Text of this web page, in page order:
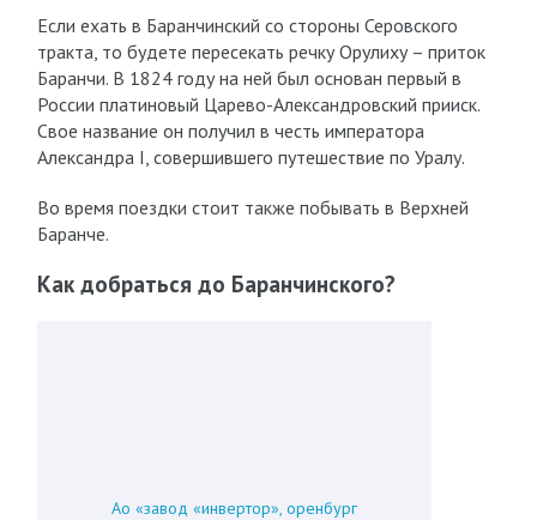
Если ехать в Баранчинский со стороны Серовского
тракта, то будете пересекать речку Орулиху – приток
Баранчи. В 1824 году на ней был основан первый в
России платиновый Царево-Александровский прииск.
Свое название он получил в честь императора
Александра I, совершившего путешествие по Уралу.
Во время поездки стоит также побывать в Верхней
Баранче.
Как добраться до Баранчинского?
Ао «завод «инвертор», оренбург